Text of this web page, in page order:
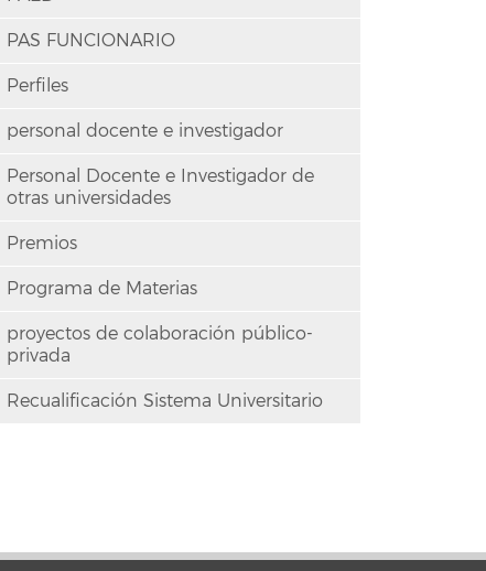
PAS FUNCIONARIO
Perfiles
personal docente e investigador
Personal Docente e Investigador de
otras universidades
Premios
Programa de Materias
proyectos de colaboración público-
privada
Recualificación Sistema Universitario